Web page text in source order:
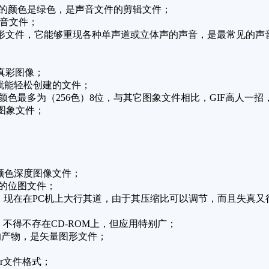
色是绿色，是声音文件的剪辑文件；
文件；
文件，它能够重现各种单声道或立体声的声音，是最常见的声
图像；
轻松创建的文件；
最多为（256色）8位，与其它图象文件相比，GIF高人一招
象文件；
深度图像文件；
位图文件；
在在PC机上大行其道，由于其压缩比可以调节，而且失真
得不存在CD-ROM上，但应用特别广；
物，是矢量图形文件；
件格式；